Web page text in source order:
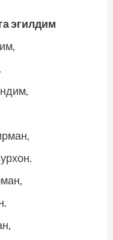
эгилдим